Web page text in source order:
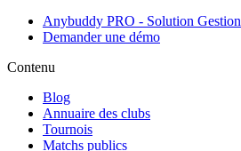
Anybuddy PRO - Solution Gestion
Demander une démo
Contenu
Blog
Annuaire des clubs
Tournois
Matchs publics